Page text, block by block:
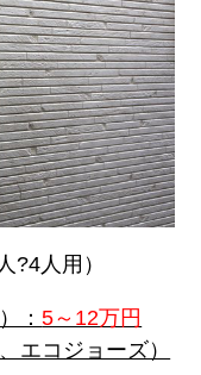
?4人用）
：5～12万円
エコジョーズ）